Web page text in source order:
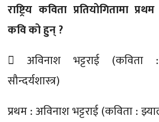
राष्ट्रिय कविता प्रतियोगितामा
कवि को हुन् ?
 अविनाश भट्टराई (कविता
सौन्दर्यशास्त्र)
प्रथम : अविनाश भट्टराई (कविता :